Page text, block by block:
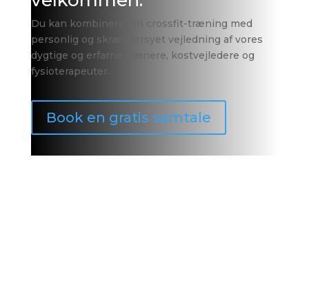
Du kan kombinere din crossfit-træning med
personlig og skræddersyet vejledning af vores
dygtige og erfarne trænere, kostvejledere og
fysioterapeuter.
Book en gratis samtale